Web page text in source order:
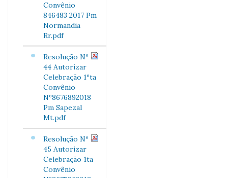
Convênio
846483 2017 Pm
Normandia
Rr.pdf
Resolução Nº
44 Autorizar
Celebração 1ºta
Convênio
Nº8676892018
Pm Sapezal
Mt.pdf
Resolução Nº
45 Autorizar
Celebração 1ta
Convênio